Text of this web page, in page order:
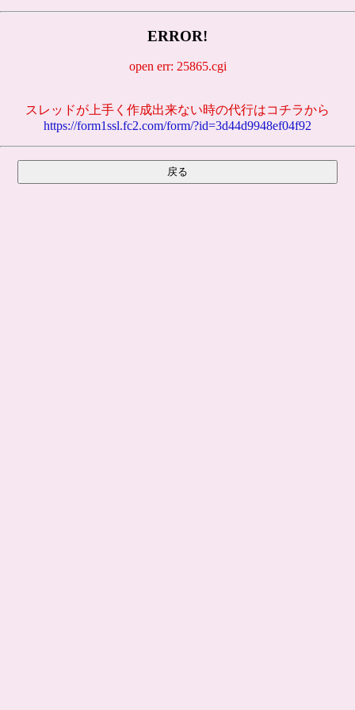
ERROR!
open err: 25865.cgi
スレッドが上手く作成出来ない時の代行はコチラから
https://form1ssl.fc2.com/form/?id=3d44d9948ef04f92